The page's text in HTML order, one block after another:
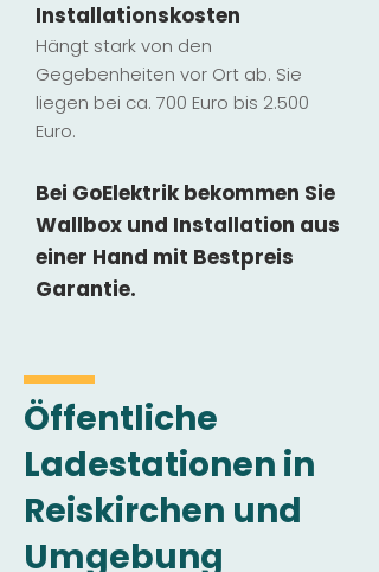
Installationskosten
Hängt stark von den
Gegebenheiten vor Ort ab. Sie
liegen bei ca. 700 Euro bis 2.500
Euro.
Bei GoElektrik bekommen Sie
Wallbox und Installation aus
einer Hand mit Bestpreis
Garantie.
Öffentliche
Ladestationen in
Reiskirchen und
Umgebung